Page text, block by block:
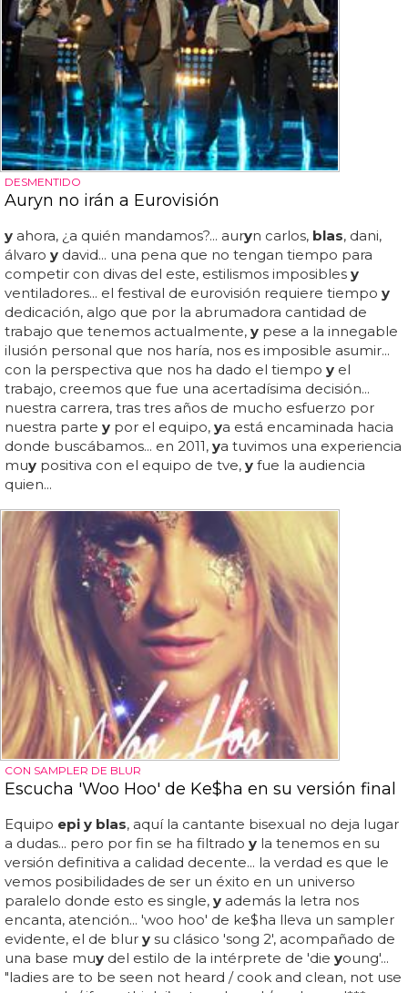
DESMENTIDO
Auryn no irán a Eurovisión
y ahora, ¿a quién mandamos?... auryn carlos, blas, dani,
álvaro y david... una pena que no tengan tiempo para
competir con divas del este, estilismos imposibles y
ventiladores... el festival de eurovisión requiere tiempo y
dedicación, algo que por la abrumadora cantidad de
trabajo que tenemos actualmente, y pese a la innegable
ilusión personal que nos haría, nos es imposible asumir...
con la perspectiva que nos ha dado el tiempo y el
trabajo, creemos que fue una acertadísima decisión...
nuestra carrera, tras tres años de mucho esfuerzo por
nuestra parte y por el equipo, ya está encaminada hacia
donde buscábamos... en 2011, ya tuvimos una experiencia
muy positiva con el equipo de tve, y fue la audiencia
quien...
CON SAMPLER DE BLUR
Escucha 'Woo Hoo' de Ke$ha en su versión final
Equipo epi y blas, aquí la cantante bisexual no deja lugar
a dudas... pero por fin se ha filtrado y la tenemos en su
versión definitiva a calidad decente... la verdad es que le
vemos posibilidades de ser un éxito en un universo
paralelo donde esto es single, y además la letra nos
encanta, atención... 'woo hoo' de ke$ha lleva un sampler
evidente, el de blur y su clásico 'song 2', acompañado de
una base muy del estilo de la intérprete de 'die young'...
"ladies are to be seen not heard / cook and clean, not use